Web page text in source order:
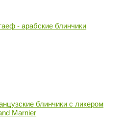
- арабские блинчики
блинчики с ликером
Marnier